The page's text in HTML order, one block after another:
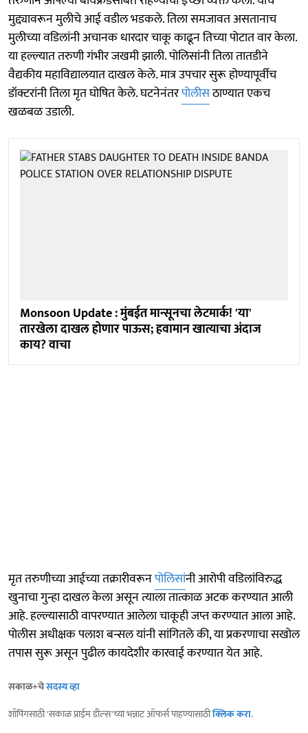
मुद्द्यावरून मुलीचे आई वडील भडकले. तिला समजावत असतानाच
मुलीच्या वडिलांनी अचानक धारदार चाकू काढून तिच्या पोटात वार केला.
या हल्ल्यात तरुणी गंभीर जखमी झाली. पोलिसांनी तिला तातडीने
वैद्यकीय महाविद्यालयात दाखल केले. मात्र उपचार सुरू होण्यापूर्वीच
डॉक्टरांनी तिला मृत घोषित केले. घटनेनंतरपोलीसठाण्यात एकच
खळबळ उडाली.
Monsoon Update : मुंबईत मान्सूनचा लेटमार्क! 'या'
तारखेला दाखल होणार पाऊस; हवामान खात्याचा अंदाज
काय? वाचा
मृत तरुणीच्या आईच्या तक्रारीवरूनपोलिसांनी आरोपी वडिलांविरुद्ध
खुनाचा गुन्हा दाखल केला असून त्याला तात्काळ अटक करण्यात आली
आहे. हल्ल्यासाठी वापरण्यात आलेला चाकूही जप्त करण्यात आला आहे.
पोलीस अधीक्षक पलाश बन्सल यांनी सांगितले की, या प्रकरणाचा सखोल
तपास सुरू असून पुढील कायदेशीर कारवाई करण्यात येत आहे.
सकाळ+चेसदस्य व्हा
शॉपिंगसाठी 'सकाळ प्राईम डील्स'च्या भन्नाट ऑफर्स पाहण्यासाठीक्लिक करा.